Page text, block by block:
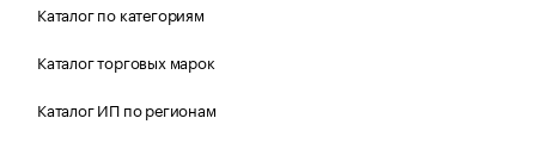
Каталог по категориям
Каталог торговых марок
Каталог ИП по регионам